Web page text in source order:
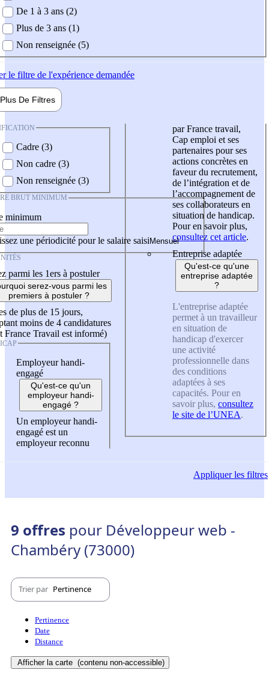
De 1 à 3 ans (2)
Plus de 3 ans (1)
Non renseignée (5)
le filtre de l'expérience demandée
Plus De Filtres
Cadre (3)
Non cadre (3)
Non renseignée (3)
BRUT MINIMUM
minimum
une périodicité pour le salaire saisi
parmi les 1ers à postuler
serez-vous parmi les
premiers à postuler ?
de plus de 15 jours,
moins de 4 candidatures
France Travail est informé)
Employeur handi-
engagé
Qu'est-ce qu'un
employeur handi-
engagé ?
Un employeur handi-
engagé est un
employeur reconnu
par France travail,
Cap emploi et ses
partenaires pour ses
actions concrètes en
faveur du recrutement,
de l’intégration et de
l’accompagnement de
ses collaborateurs en
situation de handicap.
Pour en savoir plus,
consultez cet article.
Entreprise adaptée
Qu'est-ce qu'une
entreprise adaptée
?
L'entreprise adaptée
permet à un travailleur
en situation de
handicap d'exercer
une activité
professionnelle dans
des conditions
adaptées à ses
capacités. Pour en
savoir plus, consultez
le site de l’UNEA.
Appliquerles filtres
9 offres pour Développeur web -
Chambéry (73000)
Trier par Pertinence
Pertinence
Date
Distance
Afficher la carte (contenu non-accessible)